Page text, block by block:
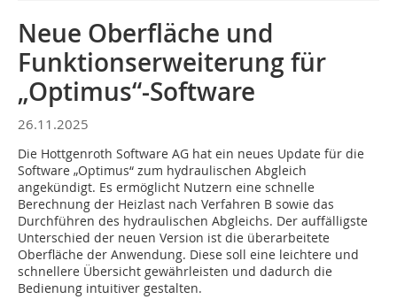
Neue Oberfläche und
Funktionserweiterung für
„Optimus“-Software
26.11.2025
Die Hottgenroth Software AG hat ein neues Update für die
Software „Optimus“ zum hydraulischen Abgleich
angekündigt. Es ermöglicht Nutzern eine schnelle
Berechnung der Heizlast nach Verfahren B sowie das
Durchführen des hydraulischen Abgleichs. Der auffälligste
Unterschied der neuen Version ist die überarbeitete
Oberfläche der Anwendung. Diese soll eine leichtere und
schnellere Übersicht gewährleisten und dadurch die
Bedienung intuitiver gestalten.